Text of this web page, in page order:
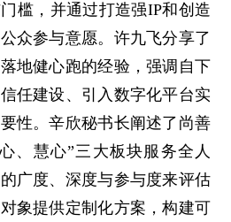
槛，并通过打造强IP和创造
众参与意愿。许九飞分享了
地健心跑的经验，强调自下
任建设、引入数字化平台实
性。辛欣秘书长阐述了尚善
、慧心”三大板块服务全人
广度、深度与参与度来评估
象提供定制化方案，构建可